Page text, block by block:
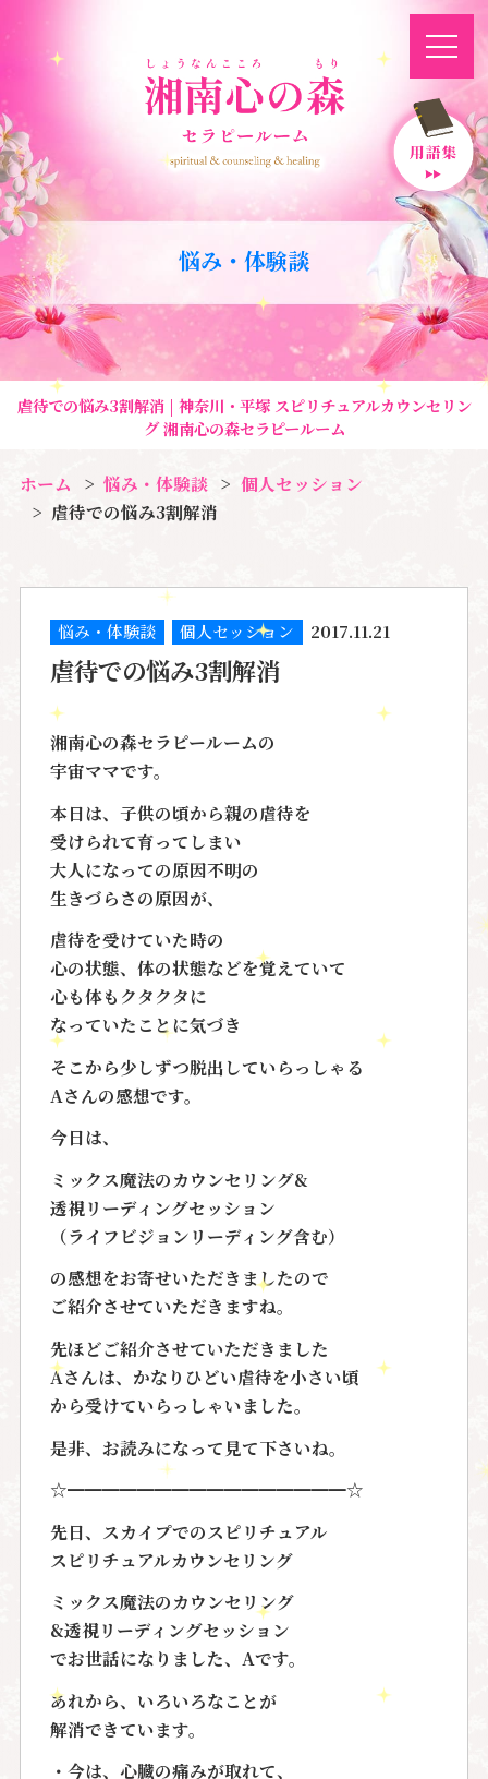
悩み・体験談
虐待での悩み3割解消 | 神奈川・平塚 スピリチュアルカウンセリン
グ 湘南心の森セラピールーム
ホーム 悩み・体験談
個人セッション
虐待での悩み3割解消
悩み・体験談 個人セッション 2017.11.21
虐待での悩み3割解消
湘南心の森セラピールームの
宇宙ママです。
本日は、子供の頃から親の虐待を
受けられて育ってしまい
大人になっての原因不明の
生きづらさの原因が、
虐待を受けていた時の
心の状態、体の状態などを覚えていて
心も体もクタクタに
なっていたことに気づき
そこから少しずつ脱出していらっしゃる
Aさんの感想です。
今日は、
ミックス魔法のカウンセリング&
透視リーディングセッション
（ライフビジョンリーディング含む）
の感想をお寄せいただきましたので
ご紹介させていただきますね。
先ほどご紹介させていただきました
Aさんは、かなりひどい虐待を小さい頃
から受けていらっしゃいました。
是非、お読みになって見て下さいね。
☆━━━━━━━━━━━━━━━━☆
先日、スカイプでのスピリチュアル
スピリチュアルカウンセリング
ミックス魔法のカウンセリング
&透視リーディングセッション
でお世話になりました、 Aです。
あれから、いろいろなことが
解消できています。
・今は、心臓の痛みが取れて、